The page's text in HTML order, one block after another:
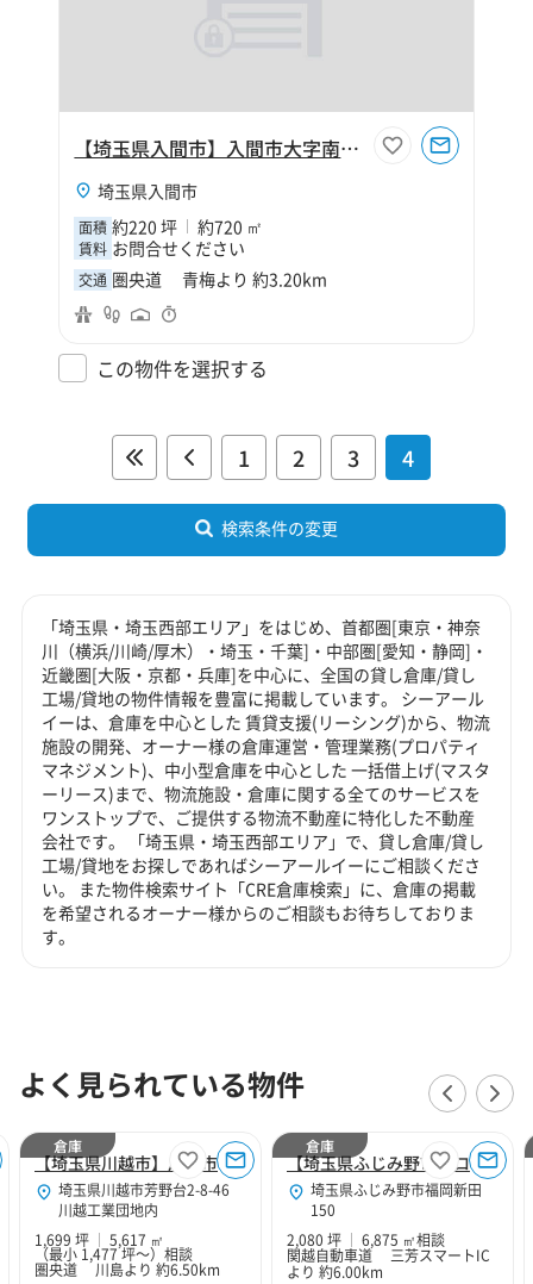
【埼玉県入間市】入間市大字南峯220坪工場
埼玉県入間市
面積 約220 坪 約720 ㎡
賃料 お問合せください
交通 圏央道 青梅より 約3.20km
この物件を選択する
1 2 3 4
検索条件の変更
「埼玉県・埼玉西部エリア」をはじめ、首都圏[東京・神奈
川（横浜/川崎/厚木）・埼玉・千葉]・中部圏[愛知・静岡]・
近畿圏[大阪・京都・兵庫]を中心に、全国の貸し倉庫/貸し
工場/貸地の物件情報を豊富に掲載しています。 シーアール
イーは、倉庫を中心とした 賃貸支援(リーシング)から、物流
施設の開発、オーナー様の倉庫運営・管理業務(プロパティ
マネジメント)、中小型倉庫を中心とした 一括借上げ(マスタ
ーリース)まで、物流施設・倉庫に関する全てのサービスを
ワンストップで、ご提供する物流不動産に特化した不動産
会社です。 「埼玉県・埼玉西部エリア」で、貸し倉庫/貸し
工場/貸地をお探しであればシーアールイーにご相談くださ
い。 また物件検索サイト「CRE倉庫検索」に、倉庫の掲載
を希望されるオーナー様からのご相談もお待ちしておりま
す。
よく見られている物件
【埼玉県川越市】川越市芳野台倉庫
埼玉県川越市芳野台2-8-46
川越工業団地内
1,699 坪
5,617 ㎡
（最小 1,477 坪～） 相談
圏央道 川島より 約6.50km
倉庫
【埼玉県ふじみ野市】ロジスクエアふじみ野A 4階J区画 (2,079坪)
埼玉県ふじみ野市福岡新田
150
2,080 坪
6,875 ㎡相談
関越自動車道 三芳スマートIC
より 約6.00km
倉庫